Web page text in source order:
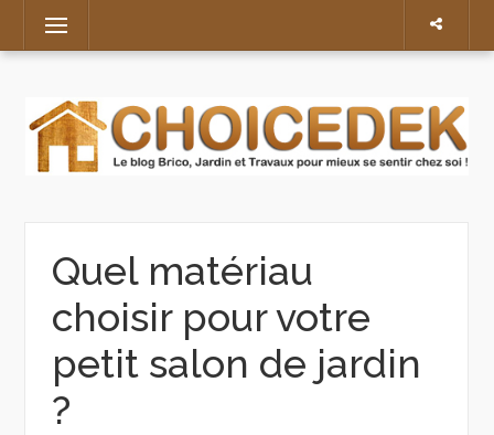
content
Menu
Quel matériau
choisir pour votre
petit salon de jardin
?